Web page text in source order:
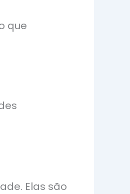
que
Elas são